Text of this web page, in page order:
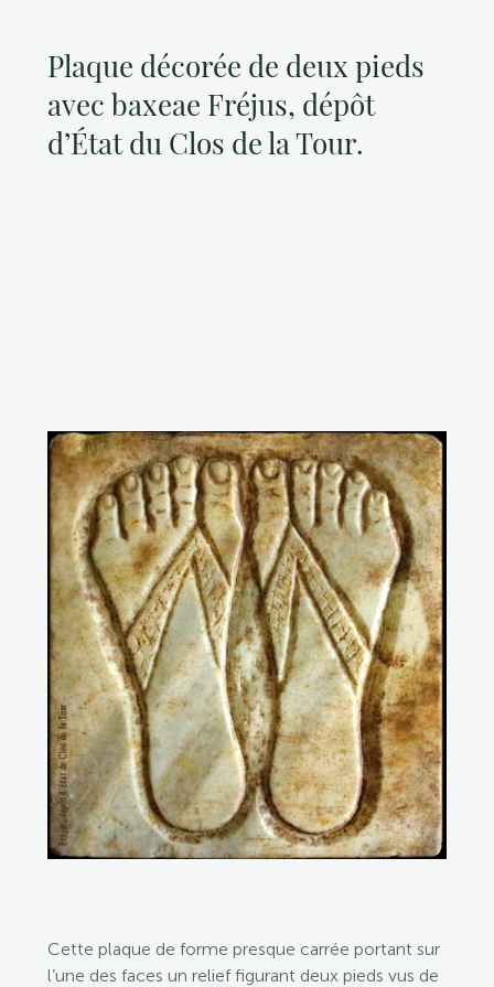
Plaque décorée de deux pieds
avec baxeae Fréjus, dépôt
d’État du Clos de la Tour.
Cette plaque de forme presque carrée portant sur
l’une des faces un relief figurant deux pieds vus de